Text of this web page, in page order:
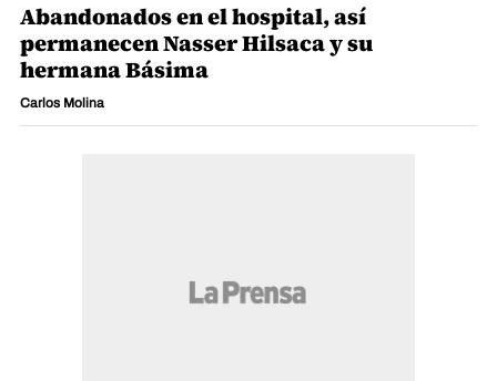
Abandonados en el hospital, así
permanecen Nasser Hilsaca y su
hermana Básima
Carlos Molina